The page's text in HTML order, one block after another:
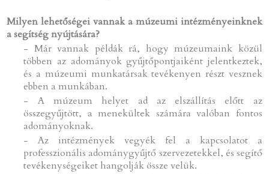
Milyen lehetőségei vannak a múzeumi intézményeinknek
a segítség nyújtására?
- Már vannak példák rá, hogy múzeumaink közül
többen az adományok gyűjtőpontjaiként jelentkeztek,
és a múzeumi munkatársak tevékenyen részt vesznek
ebben a munkában.
- A múzeum helyet ad az elszállítás előtt az
összegyűjtött, a menekültek számára valóban fontos
adományoknak.
- Az intézmények vegyék fel a kapcsolatot a
professzionális adománygyűjtő szervezetekkel, és segítő
tevékenységeiket hangolják össze velük.